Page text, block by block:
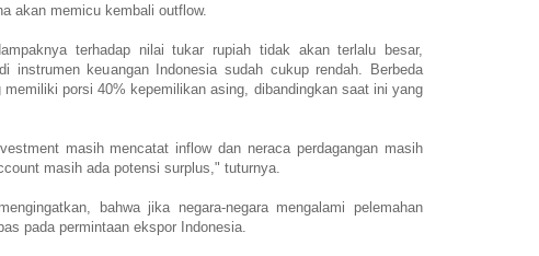
akan memicu kembali outflow.
terhadap nilai tukar rupiah tidak akan terlalu besar,
instrumen keuangan Indonesia sudah cukup rendah. Berbeda
memiliki porsi 40% kepemilikan asing, dibandingkan saat ini yang
masih mencatat inflow dan neraca perdagangan masih
masih ada potensi surplus," tuturnya.
bahwa jika negara-negara mengalami pelemahan
pada permintaan ekspor Indonesia.